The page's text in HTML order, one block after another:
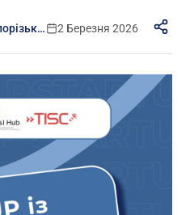
Іміджевий центр НУ «Запорізька політехніка» 2 Березня 2026